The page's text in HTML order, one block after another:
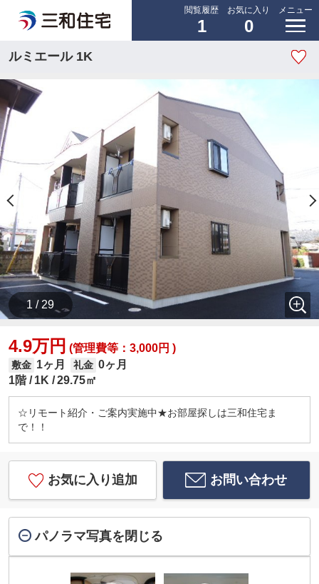
閲覧履歴
1
お気に入り
0
メニュー
ルミエール 1K
1 / 29
4.9万円 (管理費等：3,000円 )
敷金 1ヶ月 礼金 0ヶ月
1階
1K 29.75㎡
☆リモート紹介・ご案内実施中★お部屋探しは三和住宅ま
で！！
お気に入り追加 お問い合わせ
パノラマ写真を閉じる